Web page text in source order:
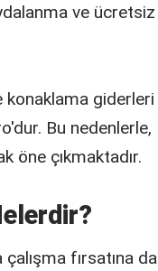
ve ücretsiz
konaklama giderleri
Bu nedenlerle,
öne çıkmaktadır.
fırsatına da